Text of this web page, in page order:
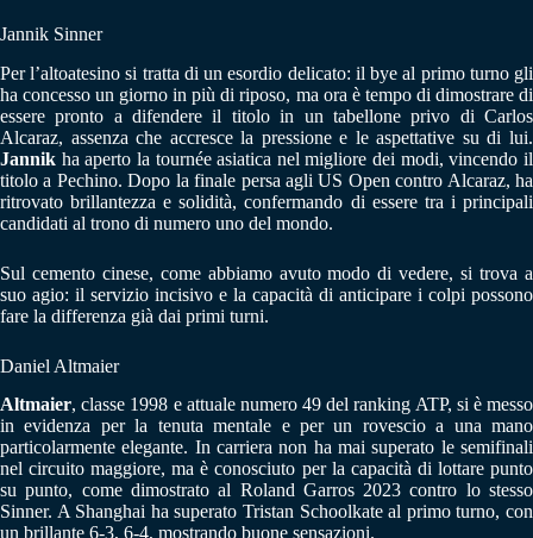
Jannik Sinner
Per l’altoatesino si tratta di un esordio delicato: il bye al primo turno gli
ha concesso un giorno in più di riposo, ma ora è tempo di dimostrare di
essere pronto a difendere il titolo in un tabellone privo di Carlos
Alcaraz, assenza che accresce la pressione e le aspettative su di lui.
Jannik ha aperto la tournée asiatica nel migliore dei modi, vincendo il
titolo a Pechino. Dopo la finale persa agli US Open contro Alcaraz, ha
ritrovato brillantezza e solidità, confermando di essere tra i principali
candidati al trono di numero uno del mondo.
Sul cemento cinese, come abbiamo avuto modo di vedere, si trova a
suo agio: il servizio incisivo e la capacità di anticipare i colpi possono
fare la differenza già dai primi turni.
Daniel Altmaier
Altmaier, classe 1998 e attuale numero 49 del ranking ATP, si è messo
in evidenza per la tenuta mentale e per un rovescio a una mano
particolarmente elegante. In carriera non ha mai superato le semifinali
nel circuito maggiore, ma è conosciuto per la capacità di lottare punto
su punto, come dimostrato al Roland Garros 2023 contro lo stesso
Sinner. A Shanghai ha superato Tristan Schoolkate al primo turno, con
un brillante 6-3, 6-4, mostrando buone sensazioni.